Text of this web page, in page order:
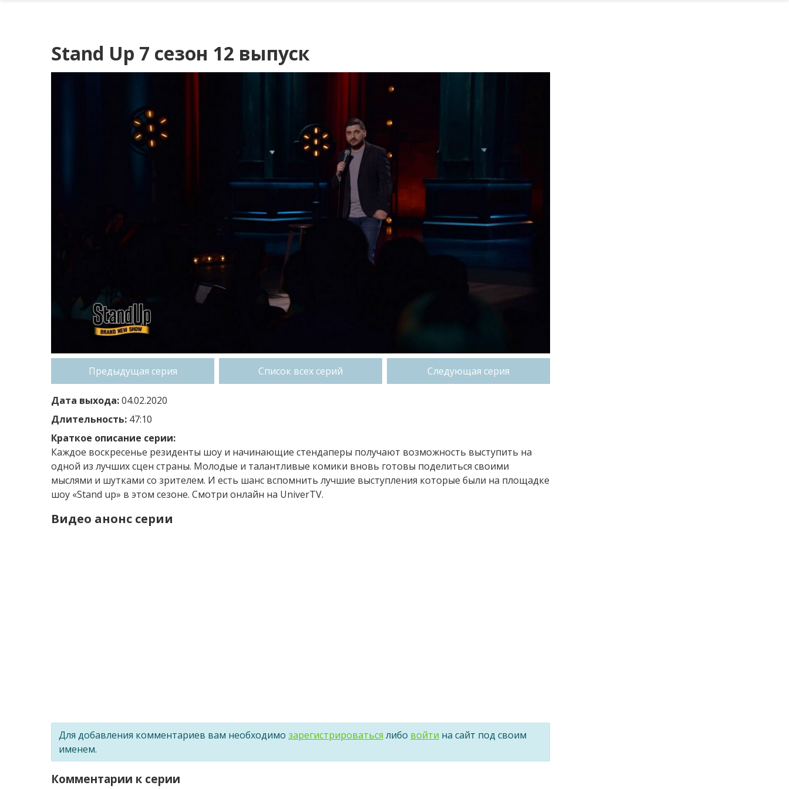
Stand Up 7 сезон 12 выпуск
Предыдущая серия Список всех серий Следующая серия
Дата выхода:04.02.2020
Длительность: 47:10
Краткое описание серии:
Каждое воскресенье резиденты шоу и начинающие стендаперы получают возможность выступить на
одной из лучших сцен страны. Молодые и талантливые комики вновь готовы поделиться своими
мыслями и шутками со зрителем. И есть шанс вспомнить лучшие выступления которые были на площадке
шоу «Stand up» в этом сезоне. Смотри онлайн на UniverTV.
Видео анонс серии
Для добавления комментариев вам необходимо зарегистрироваться либо войти на сайт под своим
именем.
Комментарии к серии